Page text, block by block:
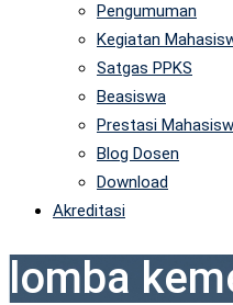
Pengumuman
Kegiatan
Satgas PPKS
Beasiswa
Prestasi
Blog Dosen
Download
Akreditasi
lomba